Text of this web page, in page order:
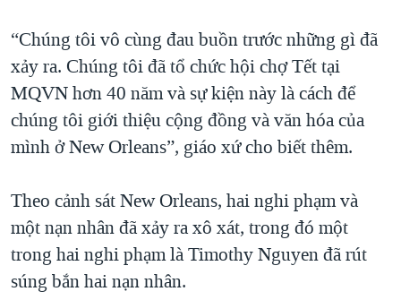
“Chúng tôi vô cùng đau buồn trước những gì đã
xảy ra. Chúng tôi đã tổ chức hội chợ Tết tại
MQVN hơn 40 năm và sự kiện này là cách để
chúng tôi giới thiệu cộng đồng và văn hóa của
mình ở New Orleans”, giáo xứ cho biết thêm.
Theo cảnh sát New Orleans, hai nghi phạm và
một nạn nhân đã xảy ra xô xát, trong đó một
trong hai nghi phạm là Timothy Nguyen đã rút
súng bắn hai nạn nhân.